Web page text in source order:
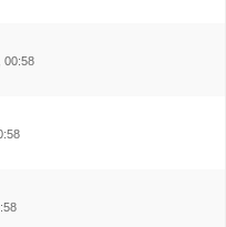
00:58